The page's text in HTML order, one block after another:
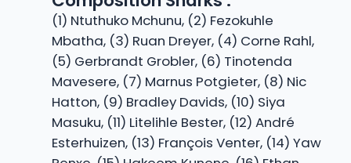
(1) Ntuthuko Mchunu, (2) Fezokuhle
Mbatha, (3) Ruan Dreyer, (4) Corne Rahl,
(5) Gerbrandt Grobler, (6) Tinotenda
Mavesere, (7) Marnus Potgieter, (8) Nic
Hatton, (9) Bradley Davids, (10) Siya
Masuku, (11) Litelihle Bester, (12) André
Esterhuizen, (13) François Venter, (14) Yaw